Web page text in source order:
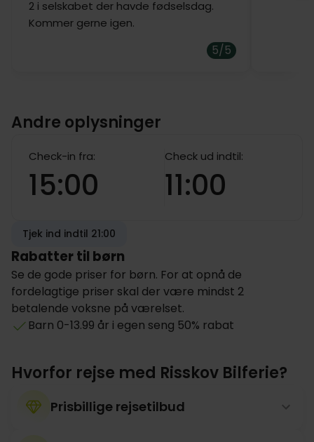
2 i selskabet der havde fødselsdag.
Kommer gerne igen.
5/5
Andre oplysninger
Check-in fra:
15:00
Check ud indtil:
11:00
Tjek ind indtil 21:00
Rabatter til børn
Se de gode priser for børn. For at opnå de
fordelagtige priser skal der være mindst 2
betalende voksne på værelset.
Barn 0-13.99 år i egen seng 50% rabat
Hvorfor rejse med Risskov Bilferie?
Prisbillige rejsetilbud